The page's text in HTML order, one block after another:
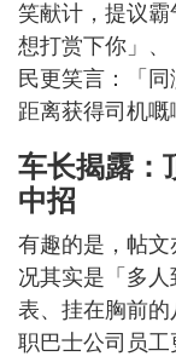
笑献计，提议霸
想打赏下你」、
民更笑言：「
距离获得司机嘅
车长揭露：
中招
有趣的是，帖
况其实是「多
表、挂在胸前
职巴士公司员